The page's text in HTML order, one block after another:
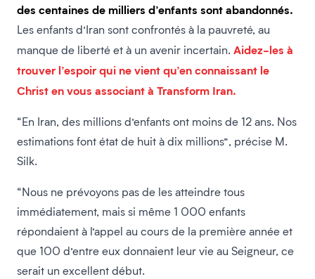
des centaines de milliers d’enfants sont abandonnés.
Les enfants d’Iran sont confrontés à la pauvreté, au
manque de liberté et à un avenir incertain. Aidez-les à
trouver l’espoir qui ne vient qu’en connaissant le
Christ en vous associant à Transform Iran.
“En Iran, des millions d’enfants ont moins de 12 ans. Nos
estimations font état de huit à dix millions”, précise M.
Silk.
“Nous ne prévoyons pas de les atteindre tous
immédiatement, mais si même 1 000 enfants
répondaient à l’appel au cours de la première année et
que 100 d’entre eux donnaient leur vie au Seigneur, ce
serait un excellent début.